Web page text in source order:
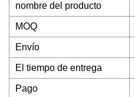
nombre del producto
MOQ
Envío
El tiempo de entrega
Pago